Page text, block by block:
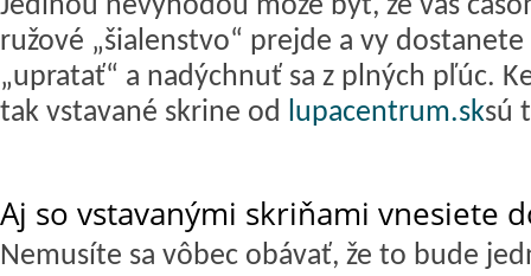
Jedinou nevýhodou môže byť, že vás
ružové „šialenstvo“ prejde a vy
„upratať“ a nadýchnuť sa z plných pľúc.
tak vstavané skrine od lupacentrum.sksú
Aj so vstavanými skriňami vnesiete
Nemusíte sa vôbec obávať, že to bude